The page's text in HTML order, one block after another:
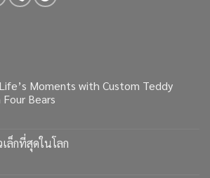
Moments with Custom Teddy
Bears
Moments
ล็กที่สุดในโลก